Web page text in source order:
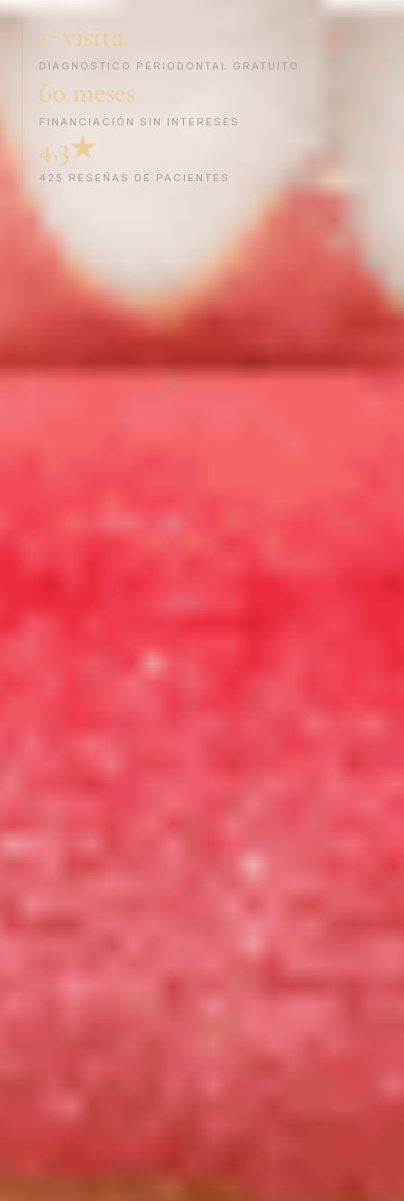
1ª visita
DIAGNÓSTICO PERIODONTAL GRATUITO
60 meses
FINANCIACIÓN SIN INTERESES
4,3★
425 RESEÑAS DE PACIENTES